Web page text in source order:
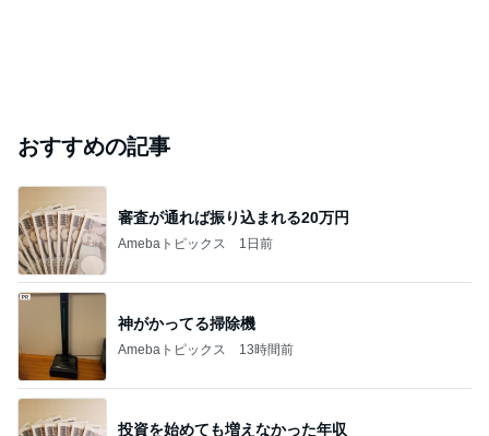
おすすめの記事
審査が通れば振り込まれる20万円
Amebaトピックス 1日前
神がかってる掃除機
Amebaトピックス 13時間前
投資を始めても増えなかった年収